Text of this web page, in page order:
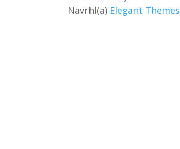
Navrhl(a) Elegant Themes